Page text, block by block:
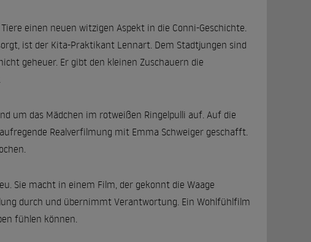
einen neuen witzigen Aspekt in die Conni-Geschichte.
ist der Kita-Praktikant Lennart. Dem Stadtjungen sind
geheuer. Er gibt den kleinen Zuschauern die
um das Mädchen im rotweißen Ringelpulli auf. Auf die
Realverfilmung mit Emma Schweiger geschafft.
Sie macht in einem Film, der gekonnt die Waage
durch und übernimmt Verantwortung. Ein Wohlfühlfilm
fühlen können.